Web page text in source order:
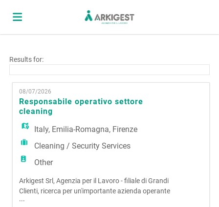
Job
Upload
your
CV
Login
Language
Results for:
08/07/2026
Responsabile operativo settore
cleaning
Italy, Emilia-Romagna, Firenze
Cleaning / Security Services
Other
Arkigest Srl, Agenzia per il Lavoro - filiale di Grandi
Clienti, ricerca per un'importante azienda operante
nel settore cleaning e portierato un/a:
...